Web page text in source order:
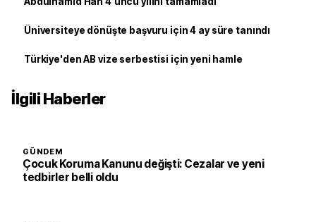
Üniversiteye dönüşte başvuru için 4 ay süre tanındı
Türkiye'den AB vize serbestisi için yeni hamle
İlgili Haberler
GÜNDEM
Çocuk Koruma Kanunu değişti: Cezalar ve yeni
tedbirler belli oldu